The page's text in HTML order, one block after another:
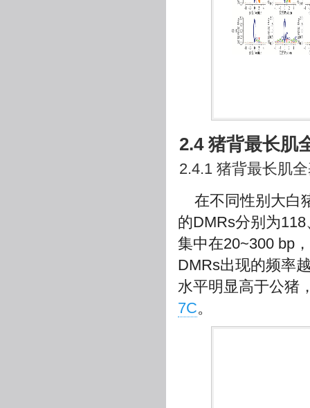
2.4 猪背最长肌
2.4.1 猪背最长肌
在不同性别大白
的DMRs分别为
集中在20~300 bp
DMRs出现的频率
水平明显高于公猪
7C。